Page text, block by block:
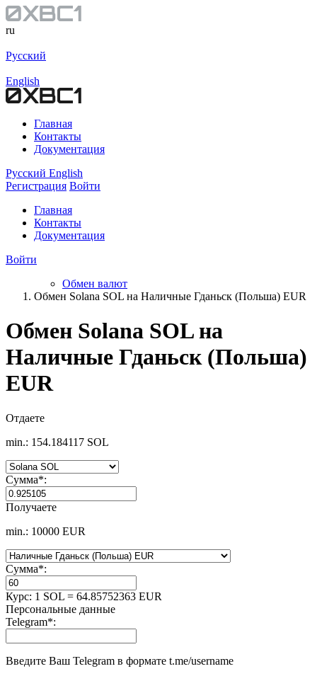
ru
Русский
English
Главная
Контакты
Документация
Русский English
Регистрация Войти
Главная
Контакты
Документация
Войти
Обмен валют
Обмен Solana SOL на Наличные Гданьск (Польша) EUR
Обмен Solana SOL на
Наличные Гданьск (Польша)
EUR
Отдаете
min.: 154.184117 SOL
Сумма*:
Получаете
min.: 10000 EUR
Сумма*:
Курс: 1 SOL = 64.85752363 EUR
Персональные данные
Telegram*:
Введите Ваш Telegram в формате t.me/username